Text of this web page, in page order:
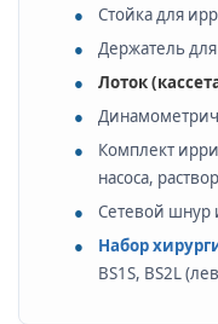
Стойка для
Держатель
Лоток
Комплект
насоса,
Сетевой шнур
Набор
BS1S, BS2L